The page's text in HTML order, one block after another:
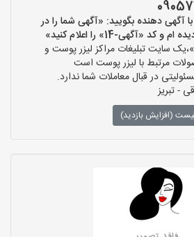
آگهی دهنده بگویید: «آگهی شما را در
«آگهی-14» را اعلام کنید»
سایت تبلیغات مراکز لیزر پوست و
مرتبط با لیزر پوست است
در قبال معاملات شما ندارد.
- تبریز
(افزایش بازدید)